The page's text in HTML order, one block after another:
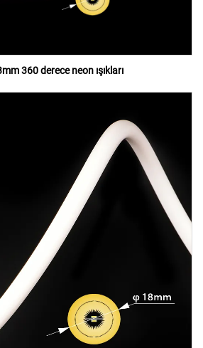
360 derece neon ışıkları